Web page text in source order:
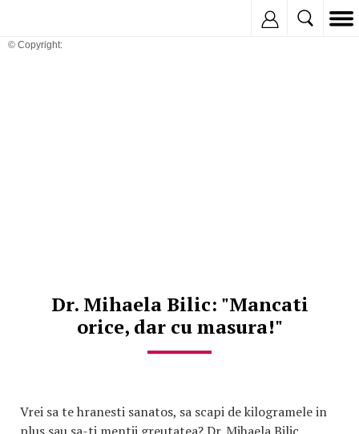
© Copyright:
Dr. Mihaela Bilic: "Mancati
orice, dar cu masura!"
Vrei sa te hranesti sanatos, sa scapi de kilogramele in